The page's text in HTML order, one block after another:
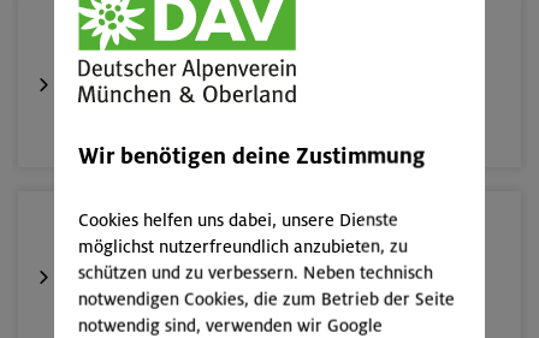
16.08.26
Schnupperkletterkurs indoor
19.08.26
Schnupperkletterkurs indoor
München
Wir benötigen deine Zustimmung
Cookies helfen uns dabei, unsere Dienste
möglichst nutzerfreundlich anzubieten, zu
schützen und zu verbessern. Neben technisch
notwendigen Cookies, die zum Betrieb der Seite
notwendig sind, verwenden wir Google